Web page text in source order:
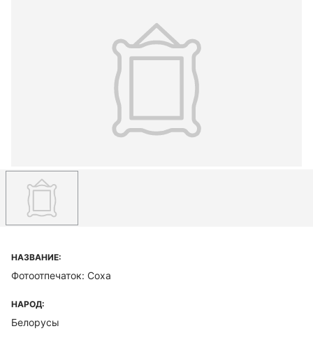
НАЗВАНИЕ:
Фотоотпечаток: Соха
НАРОД:
Белорусы